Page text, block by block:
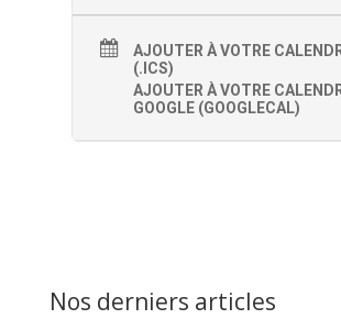
AJOUTER À VOTRE
(.ICS)
AJOUTER À VOTRE
GOOGLE (GOOGLECAL)
Nos derniers articles